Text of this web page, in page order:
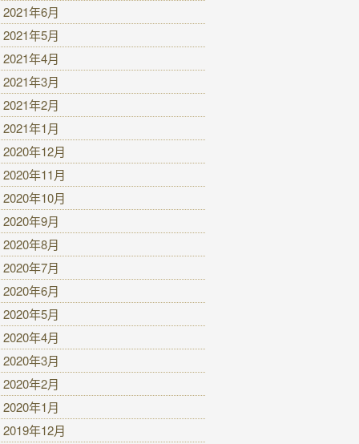
2021年6月
2021年5月
2021年4月
2021年3月
2021年2月
2021年1月
2020年12月
2020年11月
2020年10月
2020年9月
2020年8月
2020年7月
2020年6月
2020年5月
2020年4月
2020年3月
2020年2月
2020年1月
2019年12月